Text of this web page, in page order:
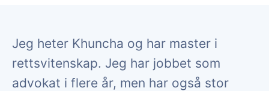
Jeg heter Khuncha og har master i
rettsvitenskap. Jeg har jobbet som
advokat i flere år, men har også stor